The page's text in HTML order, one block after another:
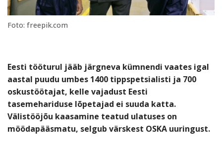
Foto: freepik.com
Eesti tööturul jääb järgneva kümnendi vaates igal
aastal puudu umbes 1400 tippspetsialisti ja 700
oskustöötajat, kelle vajadust Eesti
tasemehariduse lõpetajad ei suuda katta.
Välistööjõu kaasamine teatud ulatuses on
möödapääsmatu, selgub värskest OSKA uuringust.